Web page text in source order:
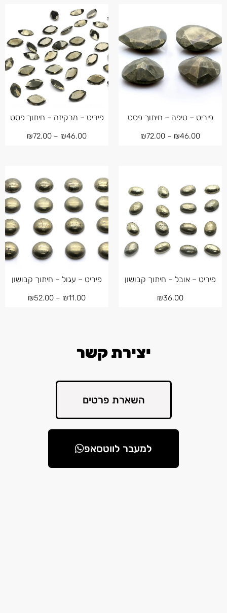
פיריט – טיפה – חיתוך פסט
₪46.00
–
₪72.00
פיריט – מרקיזה – חיתוך פסט
₪46.00
–
₪72.00
פיריט – אובל – חיתוך קבושון
₪36.00
פיריט – עגול – חיתוך קבושון
₪11.00
–
₪52.00
יצירת קשר
השארת פרטים
למעבר לווטסאפ